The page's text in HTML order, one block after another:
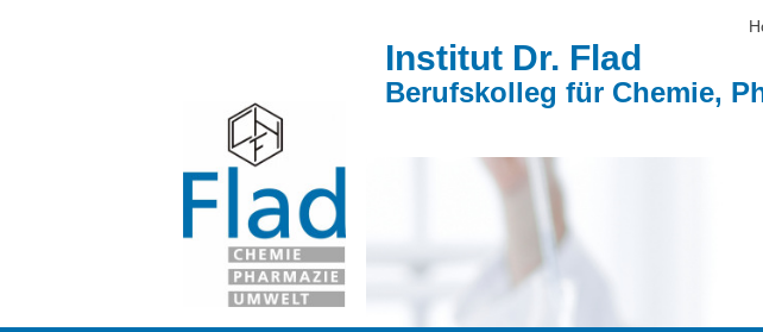
Institut Dr. Flad
Berufskolleg für Chemie,